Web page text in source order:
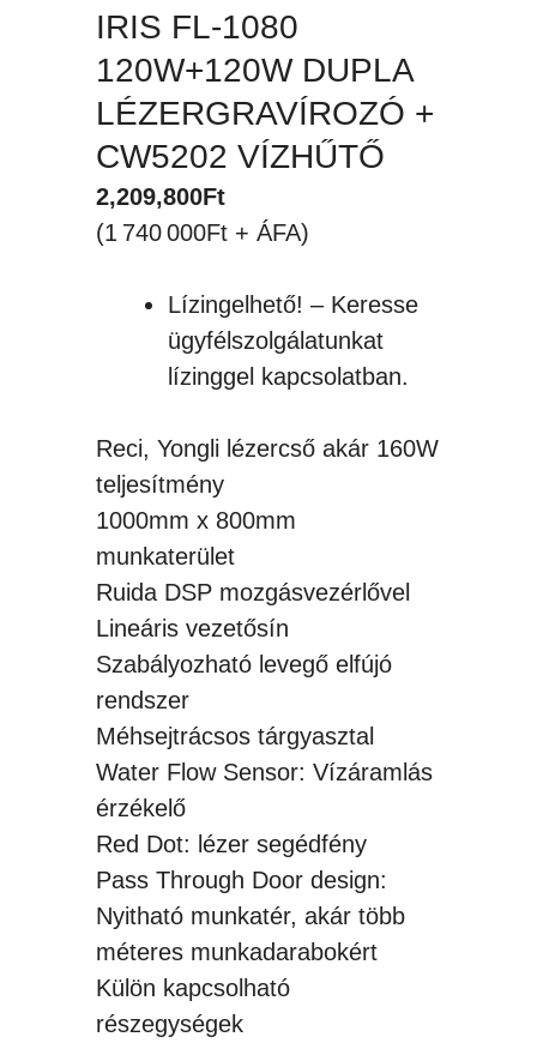
IRIS FL-1080
120W+120W DUPLA
LÉZERGRAVÍROZÓ +
CW5202 VÍZHŰTŐ
2,209,800Ft
(1 740 000Ft + ÁFA)
Lízingelhető! – Keresse
ügyfélszolgálatunkat
lízinggel kapcsolatban.
Reci, Yongli lézercső akár 160W
teljesítmény
1000mm x 800mm
munkaterület
Ruida DSP mozgásvezérlővel
Lineáris vezetősín
Szabályozható levegő elfújó
rendszer
Méhsejtrácsos tárgyasztal
Water Flow Sensor: Vízáramlás
érzékelő
Red Dot: lézer segédfény
Pass Through Door design:
Nyitható munkatér, akár több
méteres munkadarabokért
Külön kapcsolható
részegységek